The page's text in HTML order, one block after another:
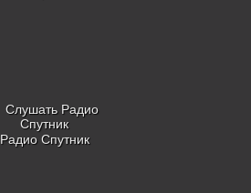
Радио Спутник